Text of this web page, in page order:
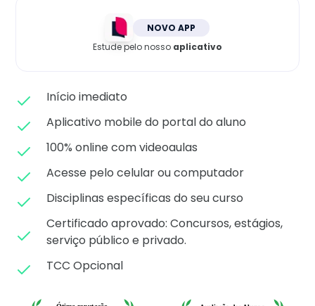
NOVO APP
Estude pelo nosso aplicativo
Início imediato
Aplicativo mobile do portal do aluno
100% online com videoaulas
Acesse pelo celular ou computador
Disciplinas específicas do seu curso
Certificado aprovado: Concursos, estágios,
serviço público e privado.
TCC Opcional